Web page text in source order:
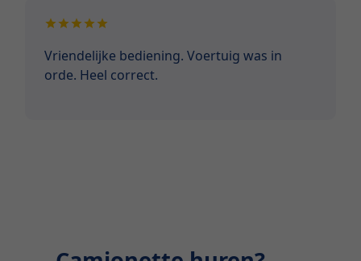
Vriendelijke bediening. Voertuig was in
orde. Heel correct.